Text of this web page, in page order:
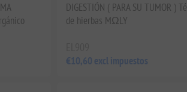
DIGESTIÓN ( PARA SU TUMOR ) Té
de hierbas MΩLY
€10,60 excl impuestos